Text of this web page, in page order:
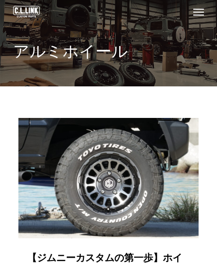
Skip
to
main
content
Menu
アルミホイール
【ジムニーカスタムの第一歩】ホイ